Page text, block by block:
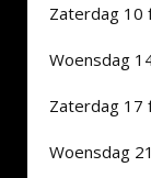
Zaterdag 10
Woensdag
Zaterdag 17
Woensdag